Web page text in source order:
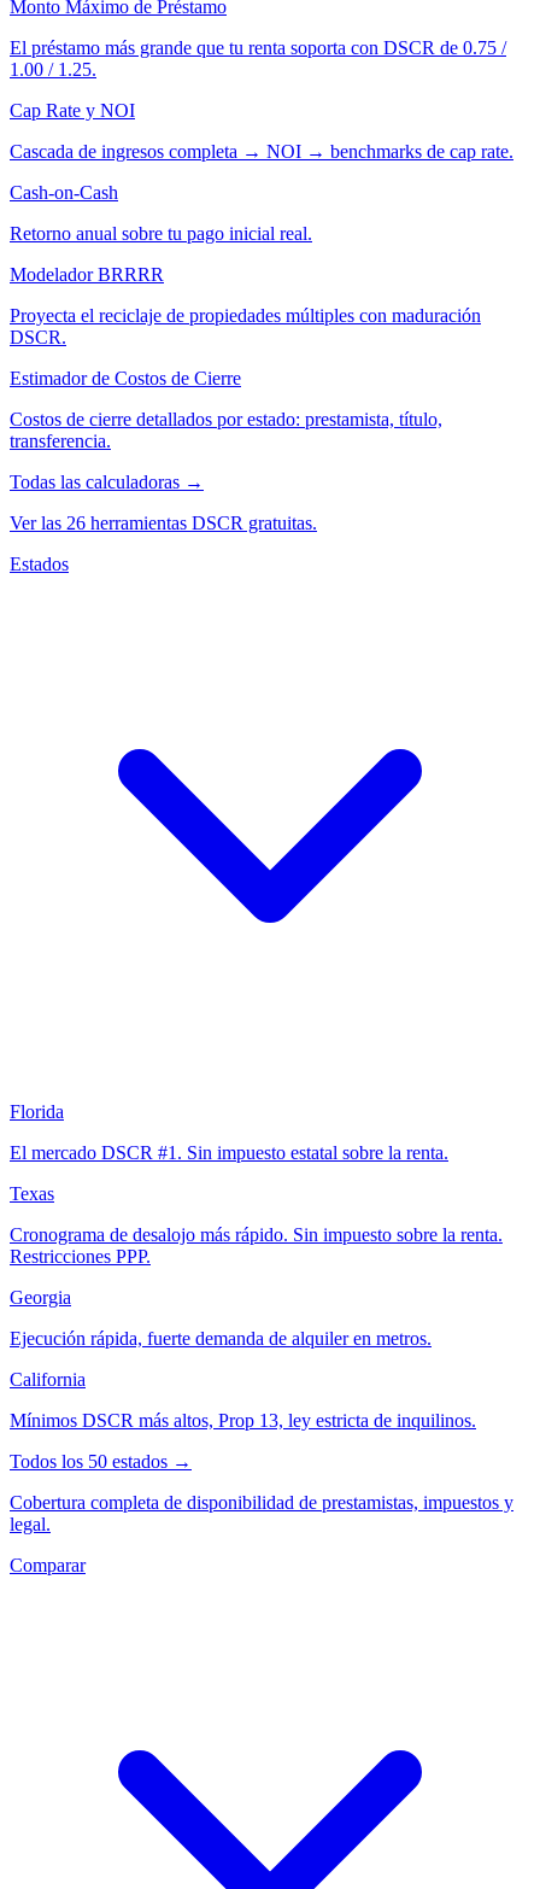
Monto Máximo de Préstamo
El préstamo más grande que tu renta soporta con DSCR de 0.75 /
1.00 / 1.25.
Cap Rate y NOI
Cascada de ingresos completa → NOI → benchmarks de cap rate.
Cash-on-Cash
Retorno anual sobre tu pago inicial real.
Modelador BRRRR
Proyecta el reciclaje de propiedades múltiples con maduración
DSCR.
Estimador de Costos de Cierre
Costos de cierre detallados por estado: prestamista, título,
transferencia.
Todas las calculadoras →
Ver las 26 herramientas DSCR gratuitas.
Estados
Florida
El mercado DSCR #1. Sin impuesto estatal sobre la renta.
Texas
Cronograma de desalojo más rápido. Sin impuesto sobre la renta.
Restricciones PPP.
Georgia
Ejecución rápida, fuerte demanda de alquiler en metros.
California
Mínimos DSCR más altos, Prop 13, ley estricta de inquilinos.
Todos los 50 estados →
Cobertura completa de disponibilidad de prestamistas, impuestos y
legal.
Comparar